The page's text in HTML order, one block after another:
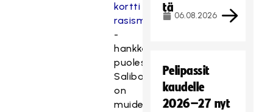
kortti
rasismille
-
hankkeen
puolesta.
Salibandyliitto
on
muiden
tä
06.08.2026
Pelipassit
kaudelle
2026–27 nyt